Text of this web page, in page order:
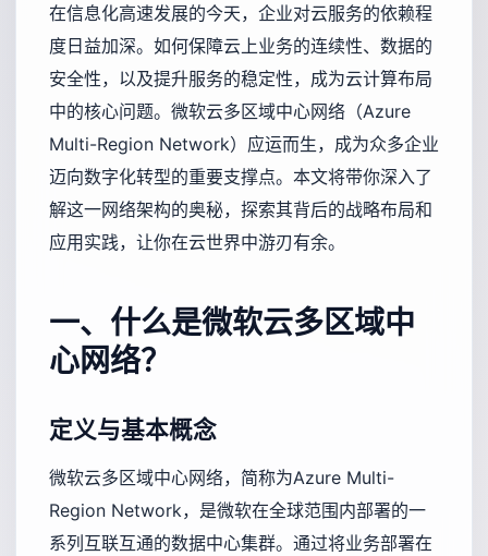
在信息化高速发展的今天，企业对云服务的依赖程
度日益加深。如何保障云上业务的连续性、数据的
安全性，以及提升服务的稳定性，成为云计算布局
中的核心问题。微软云多区域中心网络（Azure
Multi-Region Network）应运而生，成为众多企业
迈向数字化转型的重要支撑点。本文将带你深入了
解这一网络架构的奥秘，探索其背后的战略布局和
应用实践，让你在云世界中游刃有余。
一、什么是微软云多区域中
心网络？
定义与基本概念
微软云多区域中心网络，简称为Azure Multi-
Region Network，是微软在全球范围内部署的一
系列互联互通的数据中心集群。通过将业务部署在